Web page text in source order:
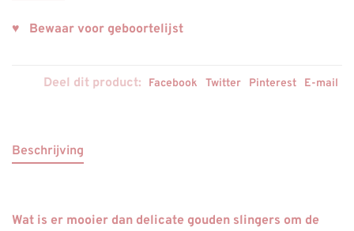
♥ Bewaar voor geboortelijst
Deel dit product: Facebook Twitter Pinterest E-mail
Beschrijving
Wat is er mooier dan delicate gouden slingers om de